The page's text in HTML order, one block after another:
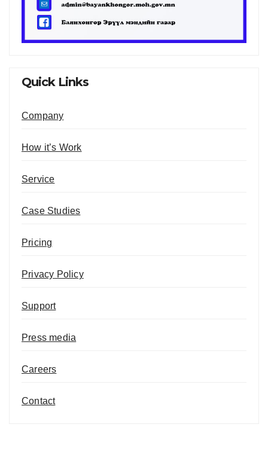
Quick Links
Company
How it’s Work
Service
Case Studies
Pricing
Privacy Policy
Support
Press media
Careers
Contact